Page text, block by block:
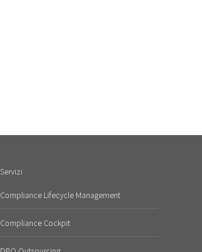
Servizi
Compliance Lifecycle Management
Compliance Cockpit